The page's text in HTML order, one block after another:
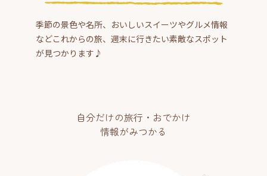
季節の景色や名所、おいしいスイーツやグルメ情報
などこれからの旅、週末に行きたい素敵なスポット
が見つかります♪
自分だけの旅行・おでかけ
情報がみつかる